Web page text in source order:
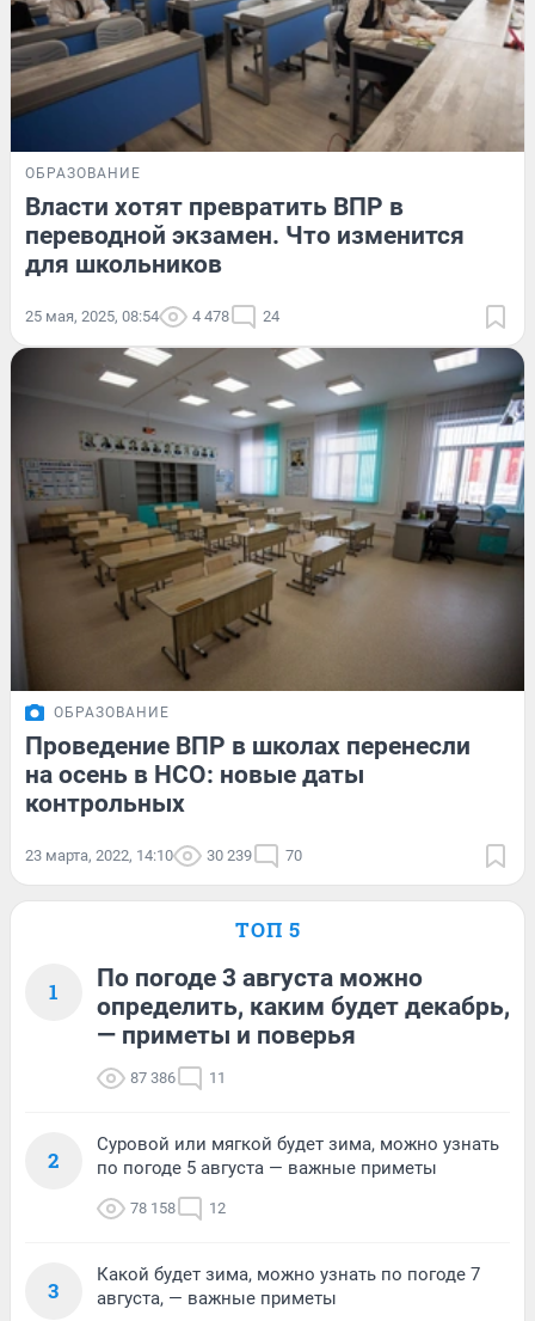
ОБРАЗОВАНИЕ
Власти хотят превратить ВПР в
переводной экзамен. Что изменится
для школьников
25 мая, 2025, 08:54 4 478 24
ОБРАЗОВАНИЕ
Проведение ВПР в школах перенесли
на осень в НСО: новые даты
контрольных
23 марта, 2022, 14:10 30 239 70
ТОП 5
1
По погоде 3 августа можно
определить, каким будет декабрь,
— приметы и поверья
87 386 11
2
Суровой или мягкой будет зима, можно узнать
по погоде 5 августа — важные приметы
78 158 12
3
Какой будет зима, можно узнать по погоде 7
августа, — важные приметы